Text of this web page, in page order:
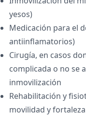
yesos)
Medicación para el
antiinflamatorios)
Cirugía, en casos
complicada o no se
inmovilización
Rehabilitación y
movilidad y fortaleza